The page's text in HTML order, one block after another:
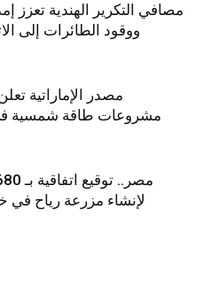
مصافي التكرير الهندية تعزز
ووقود الطائرات إلى
مشروعات طاقة شمسية
لإنشاء‭ ‬مزرعة رياح في خليج السويس